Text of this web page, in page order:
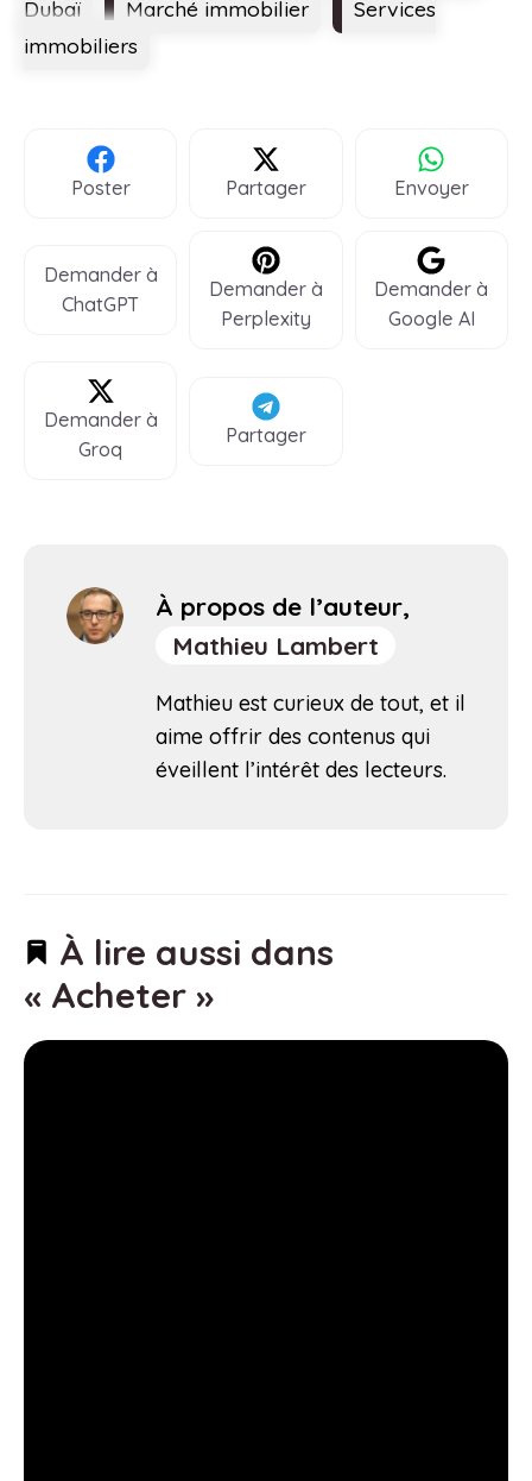
Dubaï
Marché immobilier
Services
immobiliers
Poster Partager Envoyer
Demander à
ChatGPT
Demander à
Perplexity
Demander à
Google AI
Demander à
Groq
Partager
À propos de l’auteur,
Mathieu Lambert
Mathieu est curieux de tout, et il
aime offrir des contenus qui
éveillent l’intérêt des lecteurs.
À lire aussi dans
« Acheter »